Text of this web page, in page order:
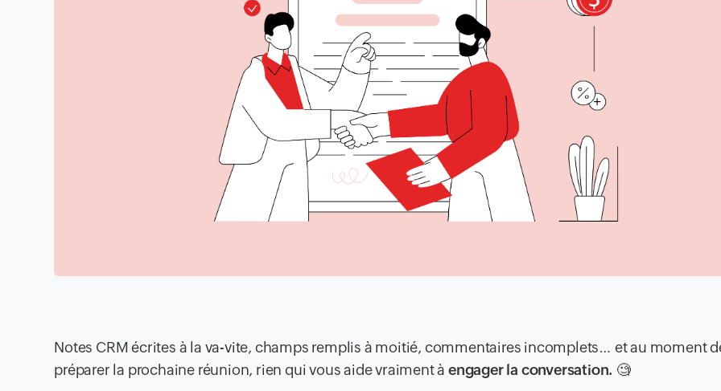
Notes CRM écrites à la va-vite, champs remplis à moitié, commentaires incomplets… et au moment
préparer la prochaine réunion, rien qui vous aide vraiment àengager la conversation. 🧐